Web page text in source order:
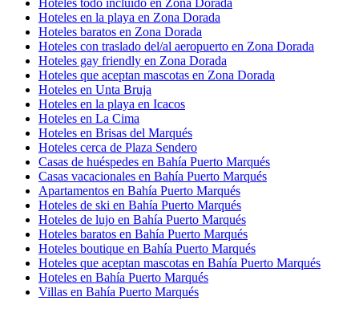
Hoteles en la playa en Zona Dorada
Hoteles baratos en Zona Dorada
Hoteles con traslado del/al aeropuerto en Zona Dorada
Hoteles gay friendly en Zona Dorada
Hoteles que aceptan mascotas en Zona Dorada
Hoteles en Unta Bruja
Hoteles en la playa en Icacos
Hoteles en La Cima
Hoteles en Brisas del Marqués
Hoteles cerca de Plaza Sendero
Casas de huéspedes en Bahía Puerto Marqués
Casas vacacionales en Bahía Puerto Marqués
Apartamentos en Bahía Puerto Marqués
Hoteles de ski en Bahía Puerto Marqués
Hoteles de lujo en Bahía Puerto Marqués
Hoteles baratos en Bahía Puerto Marqués
Hoteles boutique en Bahía Puerto Marqués
Hoteles que aceptan mascotas en Bahía Puerto Marqués
Hoteles en Bahía Puerto Marqués
Villas en Bahía Puerto Marqués